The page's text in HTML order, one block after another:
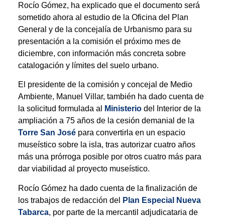
Rocío Gómez, ha explicado que el documento será
sometido ahora al estudio de la Oficina del Plan
General y de la concejalía de Urbanismo para su
presentación a la comisión el próximo mes de
diciembre, con información más concreta sobre
catalogación y límites del suelo urbano.
El presidente de la comisión y concejal de Medio
Ambiente, Manuel Villar, también ha dado cuenta de
la solicitud formulada al
Ministerio del Interior de la
ampliación a 75 años de la cesión demanial de la
Torre San Josépara convertirla en un espacio
museístico sobre la isla, tras autorizar cuatro años
más una prórroga posible por otros cuatro más para
dar viabilidad al proyecto museístico.
Rocío Gómez ha dado cuenta de la finalización de
los trabajos de redacción del
Plan Especial Nueva
Tabarca, por parte de la mercantil adjudicataria de